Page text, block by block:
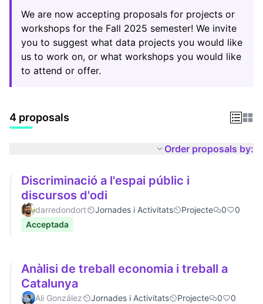
We are now accepting proposals for projects or
workshops for the Fall 2025 semester! We invite
you to suggest what data projects you would like
us to work on, or what workshops you would like
to attend or offer.
4 proposals
Order proposals by:
Discriminació a l'espai públic i
discursos d'odi
darredondort Jornades i Activitats Projecte 0
0
Acceptada
Anàlisi de treball economia i treball a
Catalunya
Ali González Jornades i Activitats Projecte 0
0